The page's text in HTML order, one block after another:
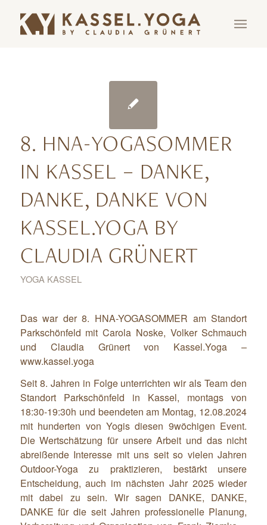
8. HNA-YOGASOMMER
IN KASSEL – DANKE,
DANKE, DANKE VON
KASSEL.YOGA BY
CLAUDIA GRÜNERT
YOGA KASSEL
Das war der 8. HNA-YOGASOMMER am Standort
Parkschönfeld mit Carola Noske, Volker Schmauch
und Claudia Grünert von Kassel.Yoga –
www.kassel.yoga
Seit 8. Jahren in Folge unterrichten wir als Team den
Standort Parkschönfeld in Kassel, montags von
18:30-19:30h und beendeten am Montag, 12.08.2024
mit hunderten von Yogis diesen 9wöchigen Event.
Die Wertschätzung für unsere Arbeit und das nicht
abreißende Interesse mit uns seit so vielen Jahren
Outdoor-Yoga zu praktizieren, bestärkt unsere
Entscheidung, auch im nächsten Jahr 2025 wieder
mit dabei zu sein. Wir sagen DANKE, DANKE,
DANKE für die seit Jahren professionelle Planung,